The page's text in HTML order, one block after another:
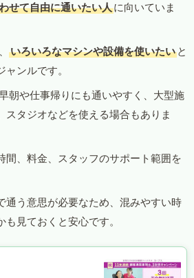
せて自由に通いたい人に向いていま
、 いろいろなマシンや設備を使いたい と
ンルです。
朝や仕事帰りにも通いやすく、大型施
スタジオなどを使える場合もありま
間、料金、スタッフのサポート範囲を
通う意思が必要なため、混みやすい時
見ておくと安心です。